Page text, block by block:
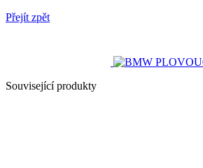
Přejít zpět
Související produkty